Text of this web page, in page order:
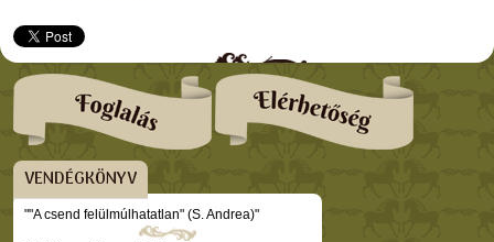
VENDÉGKÖNYV
""A csend felülmúlhatatlan" (S. Andrea)"